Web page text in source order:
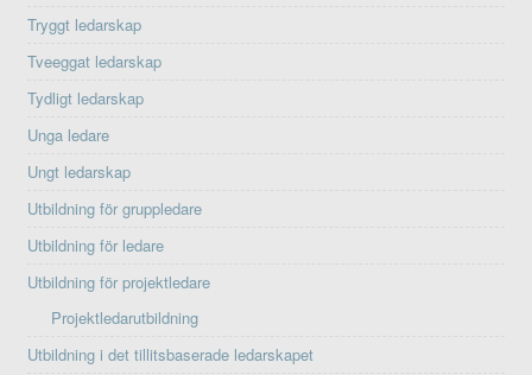
Tryggt ledarskap
Tveeggat ledarskap
Tydligt ledarskap
Unga ledare
Ungt ledarskap
Utbildning för gruppledare
Utbildning för ledare
Utbildning för projektledare
Projektledarutbildning
Utbildning i det tillitsbaserade ledarskapet